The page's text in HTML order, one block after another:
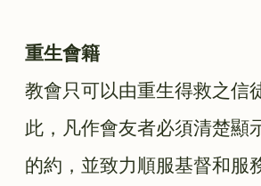
重生會籍
教會只可以由重生得救之信
此，凡作會友者必須清楚顯
的約，並致力順服基督和服